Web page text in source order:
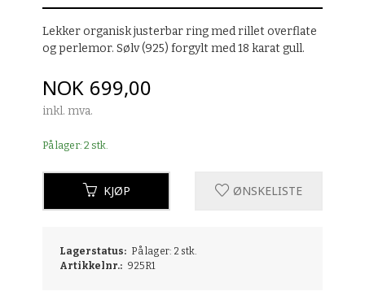
Lekker organisk justerbar ring med rillet overflate
og perlemor. Sølv (925) forgylt med 18 karat gull.
Pris
NOK 699,00
inkl. mva.
På lager: 2 stk.
KJØP ØNSKELISTE
Lagerstatus: På lager: 2 stk.
Artikkelnr.: 925R1